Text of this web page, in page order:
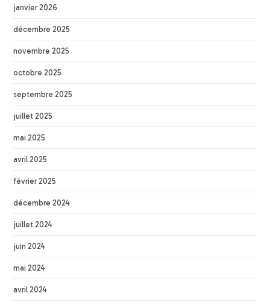
janvier 2026
décembre 2025
novembre 2025
octobre 2025
septembre 2025
juillet 2025
mai 2025
avril 2025
février 2025
décembre 2024
juillet 2024
juin 2024
mai 2024
avril 2024